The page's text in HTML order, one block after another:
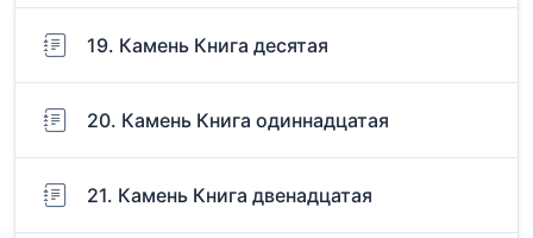
19. Камень Книга десятая
20. Камень Книга одиннадцатая
21. Камень Книга двенадцатая